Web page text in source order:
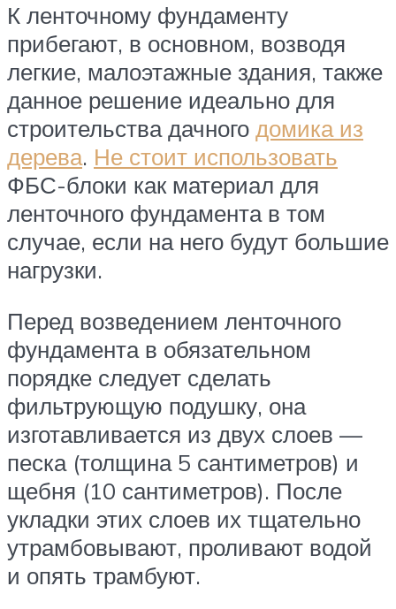
К ленточному фундаменту
прибегают, в основном, возводя
легкие, малоэтажные здания, также
данное решение идеально для
строительства дачного домика из
дерева. Не стоит использовать
ФБС-блоки как материал для
ленточного фундамента в том
случае, если на него будут большие
нагрузки.
Перед возведением ленточного
фундамента в обязательном
порядке следует сделать
фильтрующую подушку, она
изготавливается из двух слоев —
песка (толщина 5 сантиметров) и
щебня (10 сантиметров). После
укладки этих слоев их тщательно
утрамбовывают, проливают водой
и опять трамбуют.